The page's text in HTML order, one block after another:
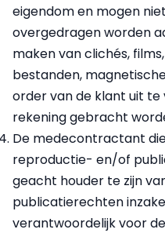
eigendom en mogen
overgedragen worden
maken van clichés,
bestanden,
order van de klant uit te
rekening gebracht
De medecontractant
reproductie- en/of
geacht houder te zijn
publicatierechten
verantwoordelijk voor